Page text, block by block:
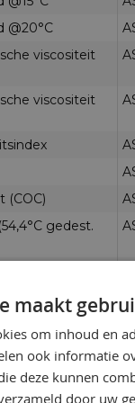
@20°C
viscositeit
viscositeit
(COC)
gedest.
min uitzakken,
24h (proc. A
maakt
om inhoud en
ook informatie
deze kunnen
door uw